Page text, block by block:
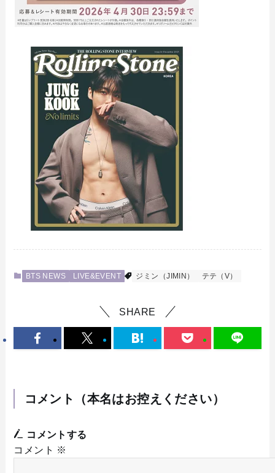
BTS NEWS LIVE&EVENT ジミン（JIMIN） テテ（V）
SHARE
コメント（本名はお控えください）
コメントする
コメント ※